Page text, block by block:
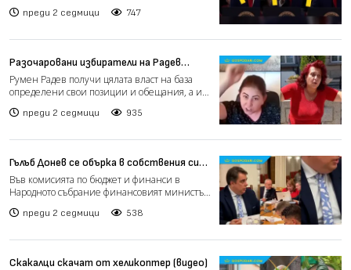
преди 2 седмици 747
Разочаровани избиратели на Радев
(видео)
Румен Радев получи цялата власт на база
определени свои позиции и обещания, а и
преди 2 седмици 935
Гълъб Донев се обърка в собствения си
бюджет (видео)
Във комисията по бюджет и финанси в
Народното събрание финансовият министър
преди 2 седмици 538
Скакалци скачат от хеликоптер (видео)